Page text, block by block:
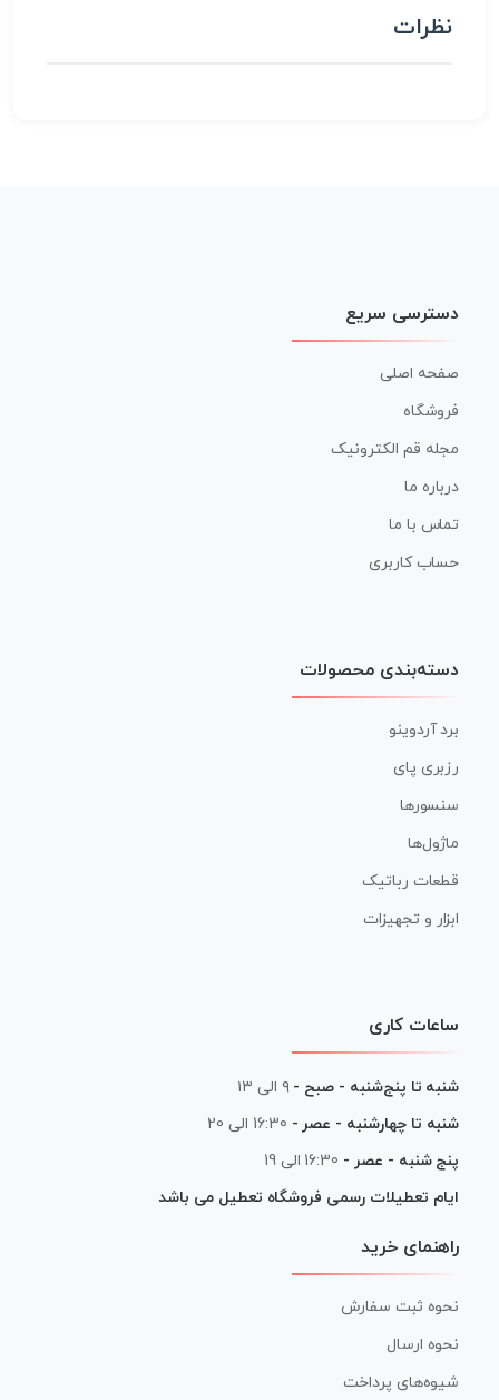
نظرات
دسترسی سریع
صفحه اصلی
فروشگاه
مجله قم الکترونیک
درباره ما
تماس با ما
حساب کاربری
دسته‌بندی محصولات
برد آردوینو
رزبری پای
سنسورها
ماژول‌ها
قطعات رباتیک
ابزار و تجهیزات
ساعات کاری
شنبه تا پنج‌شنبه - صبح - ۹ الی ۱۳
شنبه تا چهارشنبه - عصر - 16:30 الی 20
پنج شنبه - عصر - 16:30 الی 19
ایام تعطیلات رسمی فروشگاه تعطیل می باشد
راهنمای خرید
نحوه ثبت سفارش
نحوه ارسال
شیوه‌های پرداخت